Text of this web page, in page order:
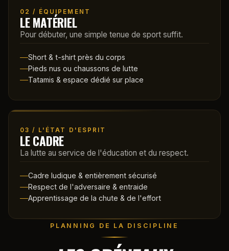
02 / ÉQUIPEMENT
LE MATÉRIEL
Pour débuter, une simple tenue de sport suffit.
Short & t-shirt près du corps
Pieds nus ou chaussons de lutte
Tatamis & espace dédié sur place
03 / L'ÉTAT D'ESPRIT
LE CADRE
La lutte au service de l'éducation et du respect.
Cadre ludique & entièrement sécurisé
Respect de l'adversaire & entraide
Apprentissage de la chute & de l'effort
PLANNING DE LA DISCIPLINE